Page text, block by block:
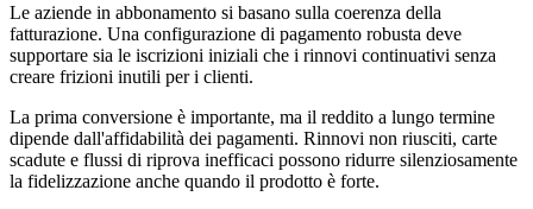
Le aziende in abbonamento si basano sulla coerenza della
fatturazione. Una configurazione di pagamento robusta deve
supportare sia le iscrizioni iniziali che i rinnovi continuativi senza
creare frizioni inutili per i clienti.
La prima conversione è importante, ma il reddito a lungo termine
dipende dall'affidabilità dei pagamenti. Rinnovi non riusciti, carte
scadute e flussi di riprova inefficaci possono ridurre silenziosamente
la fidelizzazione anche quando il prodotto è forte.